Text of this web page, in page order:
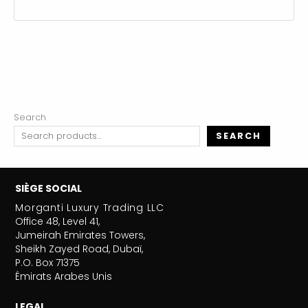
Search
SEARCH
SIÈGE SOCIAL
Morganti Luxury Trading LLC
Office 48, Level 41,
Jumeirah Emirates Towers,
Sheikh Zayed Road, Dubaï,
P.O. Box 71375
Émirats Arabes Unis